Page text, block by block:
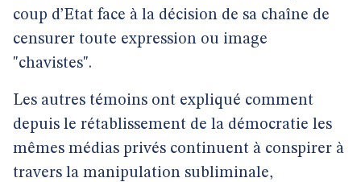
coup d’Etat face à la décision de sa chaîne de
censurer toute expression ou image
"chavistes".
Les autres témoins ont expliqué comment
depuis le rétablissement de la démocratie les
mêmes médias privés continuent à conspirer à
travers la manipulation subliminale,